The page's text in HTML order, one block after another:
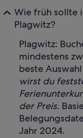
Wie früh sollte
Plagwitz?
Plagwitz:
mindestens
beste
wirst du
der Preis.
Jahr 2024.